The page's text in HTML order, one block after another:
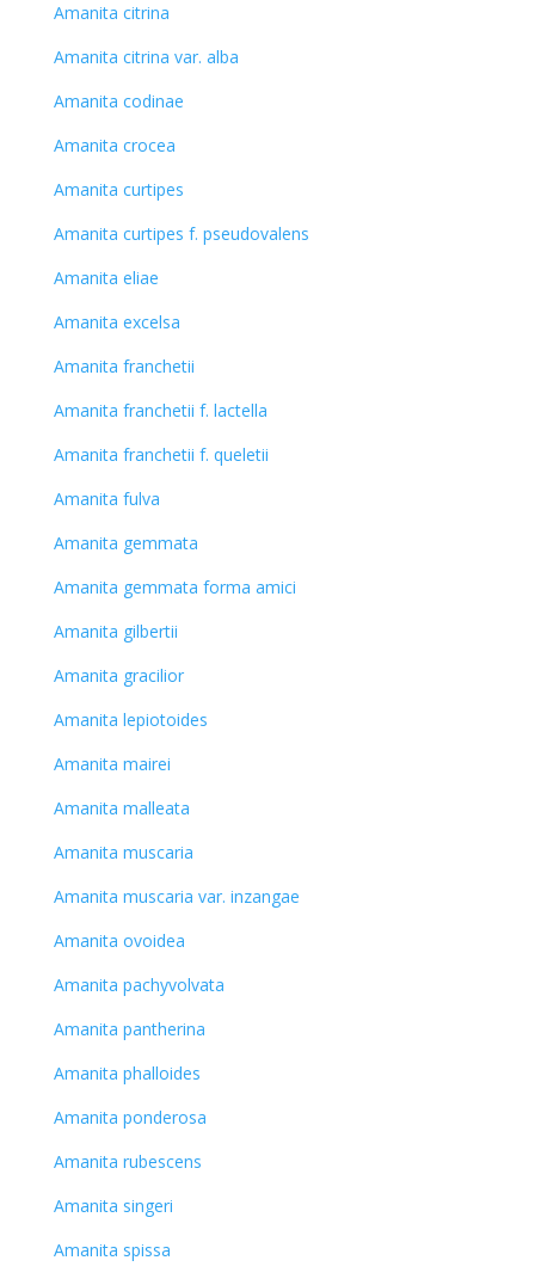
Amanita citrina
Amanita citrina var. alba
Amanita codinae
Amanita crocea
Amanita curtipes
Amanita curtipes f. pseudovalens
Amanita eliae
Amanita excelsa
Amanita franchetii
Amanita franchetii f. lactella
Amanita franchetii f. queletii
Amanita fulva
Amanita gemmata
Amanita gemmata forma amici
Amanita gilbertii
Amanita gracilior
Amanita lepiotoides
Amanita mairei
Amanita malleata
Amanita muscaria
Amanita muscaria var. inzangae
Amanita ovoidea
Amanita pachyvolvata
Amanita pantherina
Amanita phalloides
Amanita ponderosa
Amanita rubescens
Amanita singeri
Amanita spissa